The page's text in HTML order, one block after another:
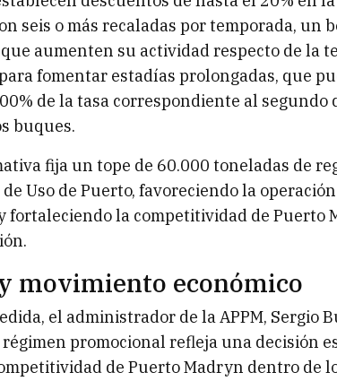
seis o más recaladas por temporada, un
aumenten su actividad respecto de la
fomentar estadías prolongadas, que
de la tasa correspondiente al segundo
buques.
fija un tope de 60.000 toneladas de
Uso de Puerto, favoreciendo la
fortaleciendo la competitividad de Puerto
movimiento económico
el administrador de la APPM, Sergio
promocional refleja una decisión
de Puerto Madryn dentro de